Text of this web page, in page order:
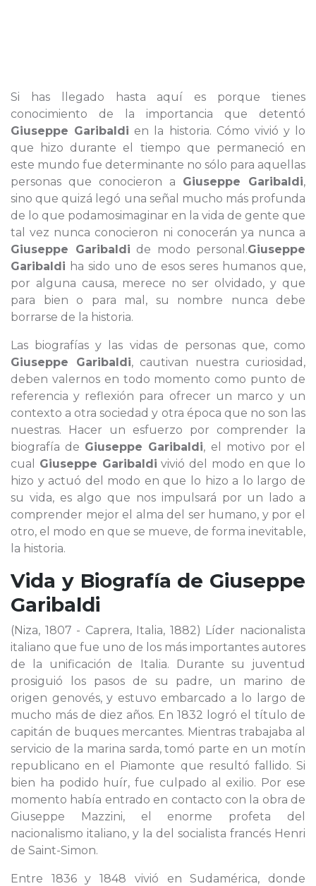
Si has llegado hasta aquí es porque tienes
conocimiento de la importancia que detentó
Giuseppe Garibaldi en la historia. Cómo vivió y lo
que hizo durante el tiempo que permaneció en
este mundo fue determinante no sólo para aquellas
personas que conocieron a Giuseppe Garibaldi,
sino que quizá legó una señal mucho más profunda
de lo que podamosimaginar en la vida de gente que
tal vez nunca conocieron ni conocerán ya nunca a
Giuseppe Garibaldi de modo personal.Giuseppe
Garibaldi ha sido uno de esos seres humanos que,
por alguna causa, merece no ser olvidado, y que
para bien o para mal, su nombre nunca debe
borrarse de la historia.
Las biografías y las vidas de personas que, como
Giuseppe Garibaldi, cautivan nuestra curiosidad,
deben valernos en todo momento como punto de
referencia y reflexión para ofrecer un marco y un
contexto a otra sociedad y otra época que no son las
nuestras. Hacer un esfuerzo por comprender la
biografía de Giuseppe Garibaldi, el motivo por el
cual Giuseppe Garibaldi vivió del modo en que lo
hizo y actuó del modo en que lo hizo a lo largo de
su vida, es algo que nos impulsará por un lado a
comprender mejor el alma del ser humano, y por el
otro, el modo en que se mueve, de forma inevitable,
la historia.
Vida y Biografía de Giuseppe
Garibaldi
(Niza, 1807 - Caprera, Italia, 1882) Líder nacionalista
italiano que fue uno de los más importantes autores
de la unificación de Italia. Durante su juventud
prosiguió los pasos de su padre, un marino de
origen genovés, y estuvo embarcado a lo largo de
mucho más de diez años. En 1832 logró el título de
capitán de buques mercantes. Mientras trabajaba al
servicio de la marina sarda, tomó parte en un motín
republicano en el Piamonte que resultó fallido. Si
bien ha podido huír, fue culpado al exilio. Por ese
momento había entrado en contacto con la obra de
Giuseppe Mazzini, el enorme profeta del
nacionalismo italiano, y la del socialista francés Henri
de Saint-Simon.
Entre 1836 y 1848 vivió en Sudamérica, donde